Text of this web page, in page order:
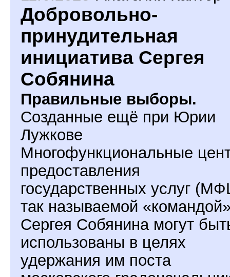
Добровольно-
принудительная
инициатива Сергея
Собянина
Правильные выборы.
Созданные ещё при Юрии
Лужкове
Многофункциональные
предоставления
государственных услуг
так называемой
Сергея Собянина могут
использованы в целях
удержания им поста